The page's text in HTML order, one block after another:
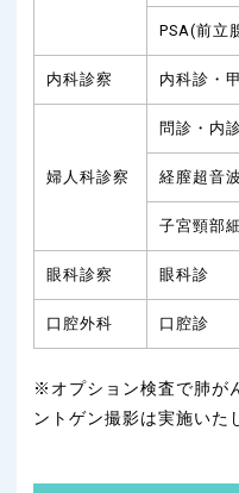
PSA(前立
内科診察 内科診・
婦人科診察
問診・内
経膣超音
子宮頸部
眼科診察 眼科診
口腔外科 口腔診
※オプション検査で肺が
ントゲン撮影は実施いた